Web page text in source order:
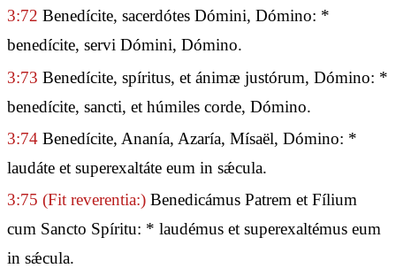
3:72 Benedícite, sacerdótes Dómini, Dómino: *
benedícite, servi Dómini, Dómino.
3:73 Benedícite, spíritus, et ánimæ justórum, Dómino: *
benedícite, sancti, et húmiles corde, Dómino.
3:74 Benedícite, Ananía, Azaría, Mísaël, Dómino: *
laudáte et superexaltáte eum in sǽcula.
3:75 (Fit reverentia:) Benedicámus Patrem et Fílium
cum Sancto Spíritu: * laudémus et superexaltémus eum
in sǽcula.